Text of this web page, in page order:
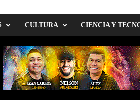
CULTURA CIENCIA Y